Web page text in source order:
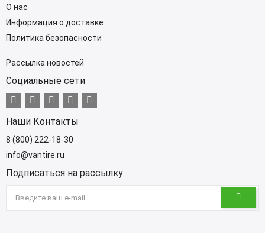
О нас
Информация о доставке
Политика безопасности
Рассылка новостей
Социальные сети
Наши Контакты
8 (800) 222-18-30
info@vantire.ru
Подписаться на рассылку